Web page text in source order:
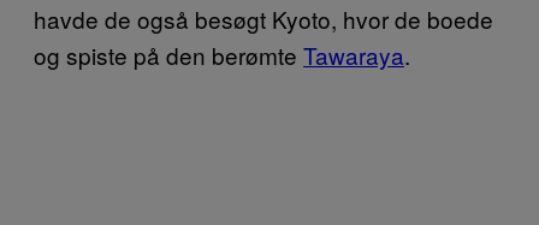
havde de også besøgt Kyoto, hvor de boede
og spiste på den berømte Tawaraya.